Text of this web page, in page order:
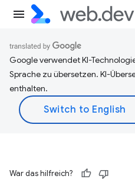
Google verwendet KI-
Sprache zu übersetzen. KI-
enthalten.
War das hilfreich?